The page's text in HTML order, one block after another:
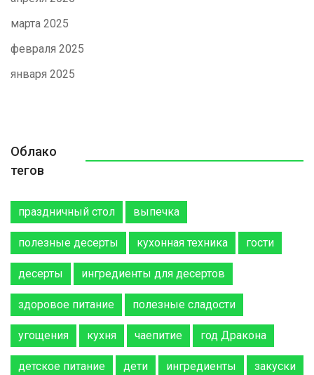
марта 2025
февраля 2025
января 2025
Облако
тегов
праздничный стол выпечка
полезные десерты кухонная техника гости
десерты ингредиенты для десертов
здоровое питание полезные сладости
угощения кухня чаепитие год Дракона
детское питание дети ингредиенты закуски